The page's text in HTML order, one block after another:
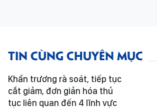
TIN CÙNG CHUYÊN MỤC
Khẩn trương rà soát, tiếp tục
cắt giảm, đơn giản hóa thủ
tục liên quan đến 4 lĩnh vực